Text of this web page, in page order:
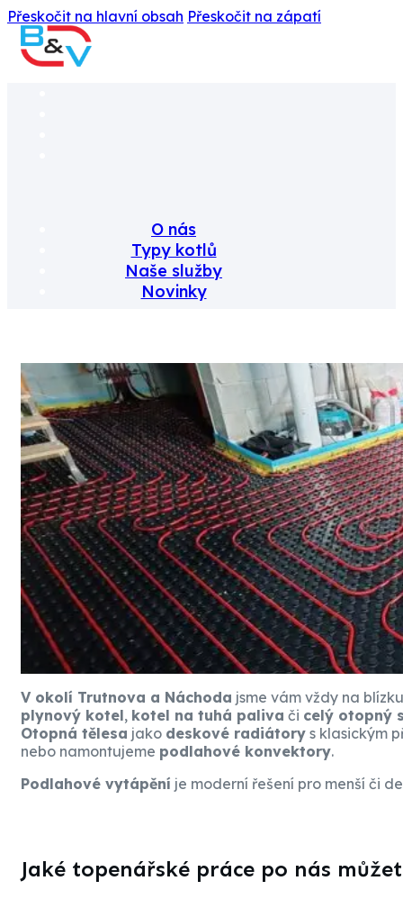
Přeskočit na hlavní obsah Přeskočit na zápatí
O nás
Typy kotlů
Naše služby
Novinky
V okolí Trutnova a Náchoda jsme vám vždy na
plynový kotel, kotel na tuhá paliva či celý otopný
Otopná tělesa jako deskové radiátory s klasickým
nebo namontujeme podlahové konvektory.
Podlahové vytápění je moderní řešení pro menší či
Jaké topenářské práce po nás